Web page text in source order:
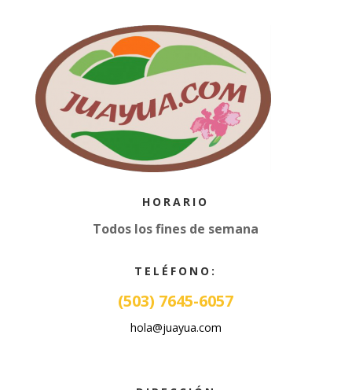
HORARIO
Todos los fines de semana
TELÉFONO:
(503) 7645-6057
hola@juayua.com